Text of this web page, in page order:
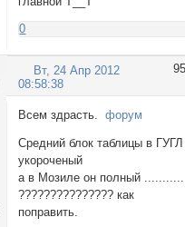
0
95
Вт, 24 Апр 2012
08:58:38
Всем здрасть.форум
Средний блок таблицы в ГУГЛ
укороченый
а в Мозиле он полный
??????????????? как
поправить.